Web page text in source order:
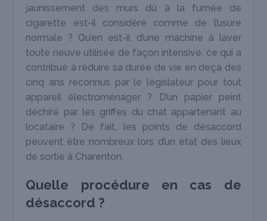
jaunissement des murs dû à la fumée de
cigarette est-il considéré comme de l’usure
normale ? Qu’en est-il d’une machine à laver
toute neuve utilisée de façon intensive, ce qui a
contribué à réduire sa durée de vie en deçà des
cinq ans reconnus par le législateur pour tout
appareil électroménager ? D’un papier peint
déchiré par les griffes du chat appartenant au
locataire ? De fait, les points de désaccord
peuvent être nombreux lors d’un état des lieux
de sortie à Charenton.
Quelle procédure en cas de
désaccord ?